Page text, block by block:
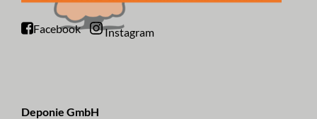
Facebook Instagram
Deponie GmbH